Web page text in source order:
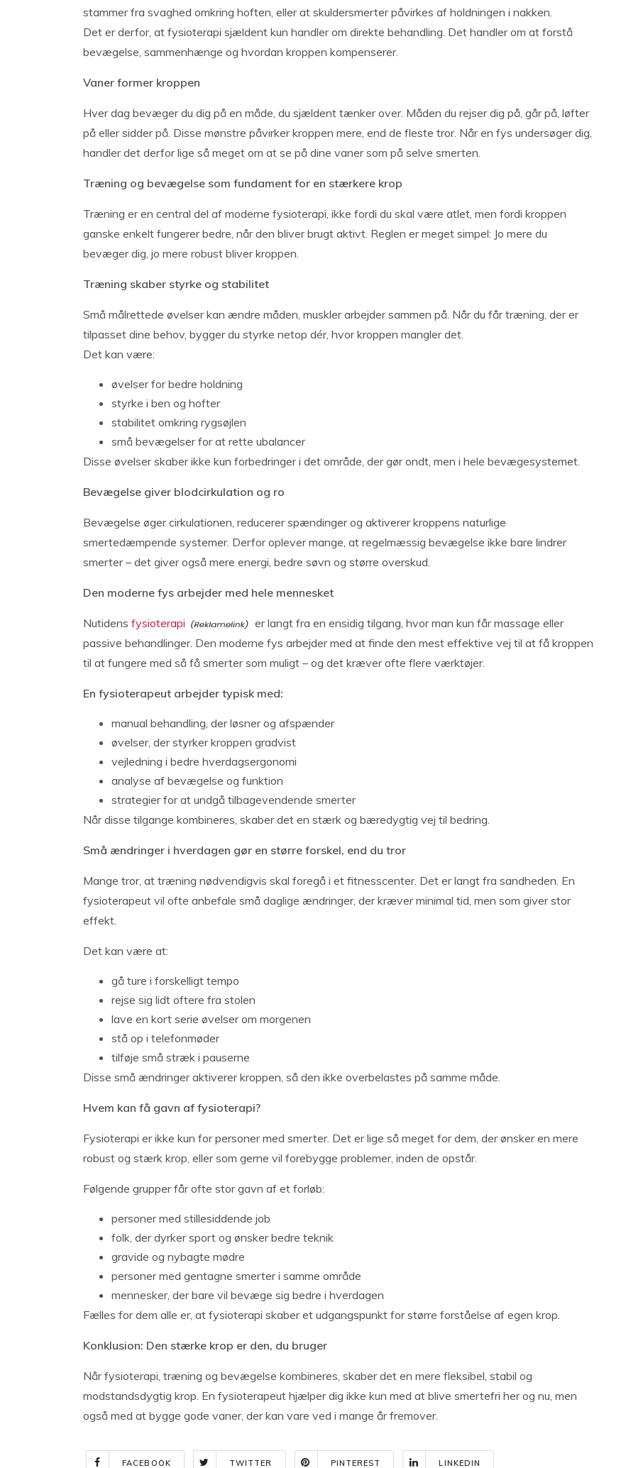
stammer fra svaghed omkring hoften, eller at skuldersmerter påvirkes af holdningen i nakken.
Det er derfor, at fysioterapi sjældent kun handler om direkte behandling. Det handler om at forstå
bevægelse, sammenhænge og hvordan kroppen kompenserer.
Vaner former kroppen
Hver dag bevæger du dig på en måde, du sjældent tænker over. Måden du rejser dig på, går på, løfter
på eller sidder på. Disse mønstre påvirker kroppen mere, end de fleste tror. Når en fys undersøger dig,
handler det derfor lige så meget om at se på dine vaner som på selve smerten.
Træning og bevægelse som fundament for en stærkere krop
Træning er en central del af moderne fysioterapi, ikke fordi du skal være atlet, men fordi kroppen
ganske enkelt fungerer bedre, når den bliver brugt aktivt. Reglen er meget simpel: Jo mere du
bevæger dig, jo mere robust bliver kroppen.
Træning skaber styrke og stabilitet
Små målrettede øvelser kan ændre måden, muskler arbejder sammen på. Når du får træning, der er
tilpasset dine behov, bygger du styrke netop dér, hvor kroppen mangler det.
Det kan være:
øvelser for bedre holdning
styrke i ben og hofter
stabilitet omkring rygsøjlen
små bevægelser for at rette ubalancer
Disse øvelser skaber ikke kun forbedringer i det område, der gør ondt, men i hele bevægesystemet.
Bevægelse giver blodcirkulation og ro
Bevægelse øger cirkulationen, reducerer spændinger og aktiverer kroppens naturlige
smertedæmpende systemer. Derfor oplever mange, at regelmæssig bevægelse ikke bare lindrer
smerter – det giver også mere energi, bedre søvn og større overskud.
Den moderne fys arbejder med hele mennesket
Nutidens fysioterapi
er langt fra en ensidig tilgang, hvor man kun får massage eller
passive behandlinger. Den moderne fys arbejder med at finde den mest effektive vej til at få kroppen
til at fungere med så få smerter som muligt – og det kræver ofte flere værktøjer.
En fysioterapeut arbejder typisk med:
manual behandling, der løsner og afspænder
øvelser, der styrker kroppen gradvist
vejledning i bedre hverdagsergonomi
analyse af bevægelse og funktion
strategier for at undgå tilbagevendende smerter
Når disse tilgange kombineres, skaber det en stærk og bæredygtig vej til bedring.
Små ændringer i hverdagen gør en større forskel, end du tror
Mange tror, at træning nødvendigvis skal foregå i et fitnesscenter. Det er langt fra sandheden. En
fysioterapeut vil ofte anbefale små daglige ændringer, der kræver minimal tid, men som giver stor
effekt.
Det kan være at:
gå ture i forskelligt tempo
rejse sig lidt oftere fra stolen
lave en kort serie øvelser om morgenen
stå op i telefonmøder
tilføje små stræk i pauserne
Disse små ændringer aktiverer kroppen, så den ikke overbelastes på samme måde.
Hvem kan få gavn af fysioterapi?
Fysioterapi er ikke kun for personer med smerter. Det er lige så meget for dem, der ønsker en mere
robust og stærk krop, eller som gerne vil forebygge problemer, inden de opstår.
Følgende grupper får ofte stor gavn af et forløb:
personer med stillesiddende job
folk, der dyrker sport og ønsker bedre teknik
gravide og nybagte mødre
personer med gentagne smerter i samme område
mennesker, der bare vil bevæge sig bedre i hverdagen
Fælles for dem alle er, at fysioterapi skaber et udgangspunkt for større forståelse af egen krop.
Konklusion: Den stærke krop er den, du bruger
Når fysioterapi, træning og bevægelse kombineres, skaber det en mere fleksibel, stabil og
modstandsdygtig krop. En fysioterapeut hjælper dig ikke kun med at blive smertefri her og nu, men
også med at bygge gode vaner, der kan vare ved i mange år fremover.
FACEBOOK TWITTER PINTEREST LINKEDIN